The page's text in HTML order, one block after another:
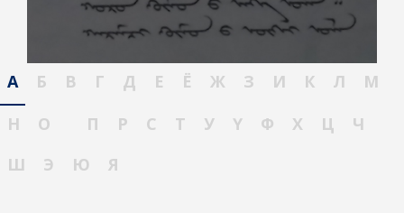
А Б В Г Д Е Ё Ж З И К Л
М
Н
О П Р С Т У Ү Ф Х Ц
Ч
Ш
Э Ю Я